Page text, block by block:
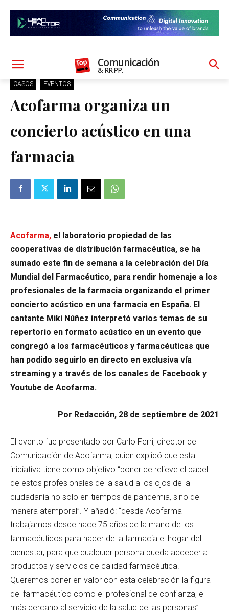
Comunicación
& RR.PP.
CASOS EVENTOS
Acofarma organiza un
concierto acústico en una
farmacia
Acofarma, el laboratorio propiedad de las
cooperativas de distribución farmacéutica, se ha
sumado este fin de semana a la celebración del Día
Mundial del Farmacéutico, para rendir homenaje a los
profesionales de la farmacia organizando el primer
concierto acústico en una farmacia en España. El
cantante Miki Núñez interpretó varios temas de su
repertorio en formato acústico en un evento que
congregó a los farmacéuticos y farmacéuticas que
han podido seguirlo en directo en exclusiva vía
streaming y a través de los canales de Facebook y
Youtube de Acofarma.
Por Redacción, 28 de septiembre de 2021
El evento fue presentado por Carlo Ferri, director de
Comunicación de Acofarma, quien explicó que esta
iniciativa tiene como objetivo “poner de relieve el papel
de estos profesionales de la salud a los ojos de la
ciudadanía no solo en tiempos de pandemia, sino de
manera atemporal”. Y añadió: “desde Acofarma
trabajamos desde hace 75 años de la mano de los
farmacéuticos para hacer de la farmacia el hogar del
bienestar, para que cualquier persona pueda acceder a
productos y servicios de calidad farmacéutica.
Queremos poner en valor con esta celebración la figura
del farmacéutico como el profesional de confianza, el
más cercano al servicio de la salud de las personas”.